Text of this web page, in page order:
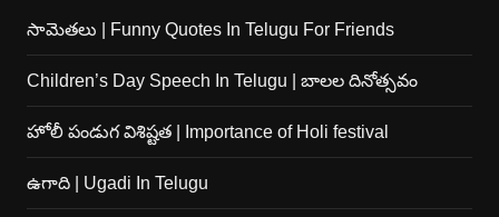
సామెతలు | Funny Quotes In Telugu For Friends
Children’s Day Speech In Telugu | బాలల దినోత్సవం
హోలీ పండుగ విశిష్టత | Importance of Holi festival
ఉగాది | Ugadi In Telugu